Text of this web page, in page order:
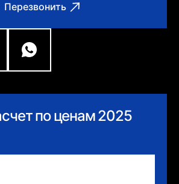
Перезвонить
по ценам 2025